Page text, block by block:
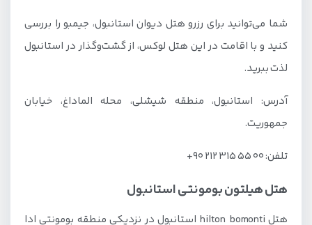
شما می‌توانید برای رزرو هتل دیوان استانبول، جیمبو را بررسی
کنید و با اقامت در این هتل لوکس، از گشت‌وگذار در استانبول
لذت ببرید.
آدرس: استانبول، منطقه شیشلی، محله الماداغ، خیابان
جمهوریت.
تلفن: 00 55 315 212 90+
هتل هیلتون بومونتی استانبول
هتل hilton bomonti استانبول در نزدیکی منطقه بومونتی ادا